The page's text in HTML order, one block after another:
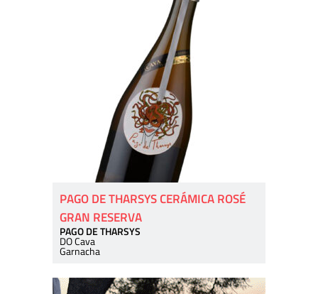
PAGO DE THARSYS CERÁMICA ROSÉ
GRAN RESERVA
PAGO DE THARSYS
DO Cava
Garnacha